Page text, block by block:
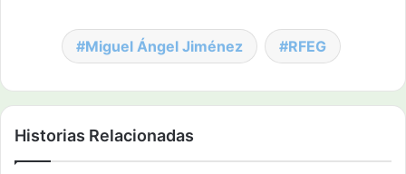
Miguel Ángel Jiménez RFEG
Historias Relacionadas